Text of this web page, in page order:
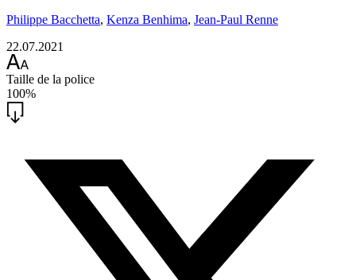
Philippe Bacchetta, Kenza Benhima, Jean-Paul Renne
22.07.2021
Taille de la police
100%